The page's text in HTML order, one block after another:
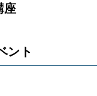
座
ント